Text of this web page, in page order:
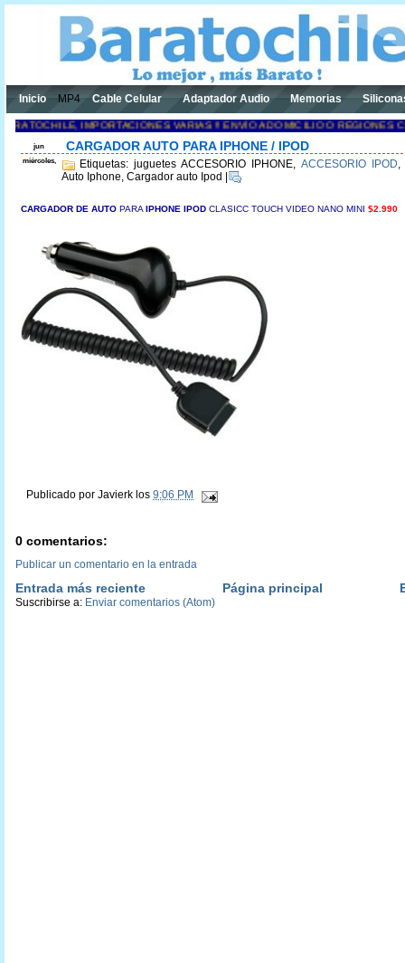
Inicio MP4 Cable Celular Adaptador Audio Memorias
IMPORTACIONES VARIAS !! ENVÍO A DOMICILIO O REGIONES
jun
miércoles,
CARGADOR AUTO PARA IPHONE / IPOD
Etiquetas: juguetes ACCESORIO IPHONE, ACCESORIO IPOD,
Auto Iphone, Cargador auto Ipod
CARGADOR DE AUTO PARA IPHONE IPOD CLASICC TOUCH VIDEO NANO MINI $2.990
Publicado por Javierk los 9:06 PM
0 comentarios:
Publicar un comentario en la entrada
Entrada más reciente Página principal
Suscribirse a: Enviar comentarios (Atom)